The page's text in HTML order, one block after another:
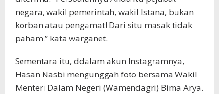
negara, wakil pemerintah, wakil Istana, bukan
korban atau pengamat! Dari situ masak tidak
paham,” kata warganet.
Sementara itu, ddalam akun Instagramnya,
Hasan Nasbi mengunggah foto bersama Wakil
Menteri Dalam Negeri (Wamendagri) Bima Arya.